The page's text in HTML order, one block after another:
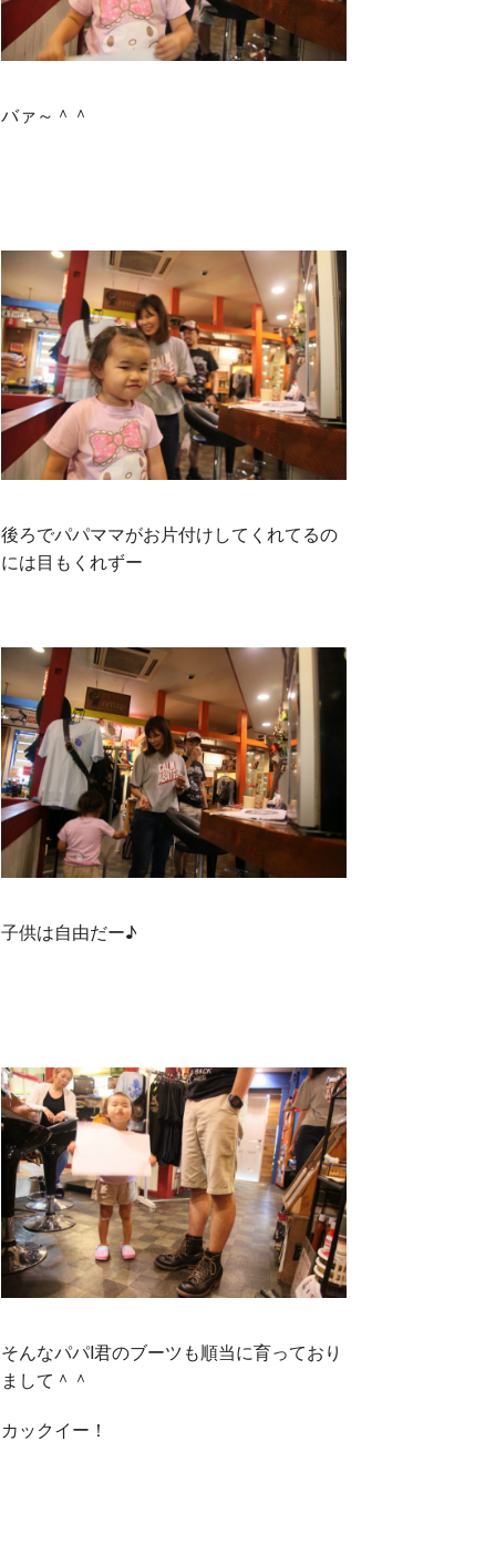
バァ～＾＾
後ろでパパママがお片付けしてくれてるの
には目もくれずー
子供は自由だー♪
そんなパパI君のブーツも順当に育っており
まして＾＾
カックイー！